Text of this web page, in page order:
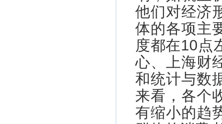
他们对经济
体的各项主
度都在10点
心、上海财
和统计与数
来看，各个
有缩小的趋